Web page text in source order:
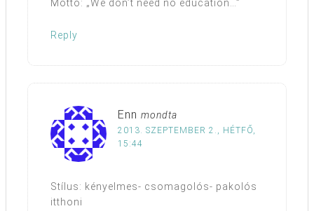
Mottó: „We don’t need no education…”
Reply
Enn mondta
2013. SZEPTEMBER 2., HÉTFŐ,
15:44
Stílus: kényelmes- csomagolós- pakolós
itthoni